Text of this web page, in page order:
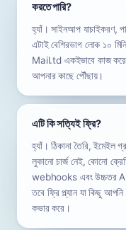
করতে পারি?
হ্যাঁ। সাইনআপ যাচাইকরণ,
এটাই বেশিরভাগ লোক ১০
Mail.td একইভাবে কাজ করে,
আপনার কাছে পৌঁছায়।
এটি কি সত্যিই ফ্রি?
হ্যাঁ। ঠিকানা তৈরি,
লুকানো চার্জ নেই, কোনো
webhooks এবং উচ্চতর
তবে ফ্রি প্ল্যান যা কিছু
কভার করে।